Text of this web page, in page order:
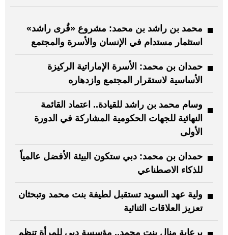
محمد بن راشد بن محمد: مشروع «قُرى راشد»
استثمار مستدام في الإنسان والأسرة والمجتمع
حمدان بن محمد: الأسرة الإماراتية الركيزة
الأساسية لاستقرار المجتمع وازدهاره
وسام محمد بن راشد للقيادة.. اعتماد القائمة
النهائية للجهات الحكومية المشاركة في الدورة
الأولى
حمدان بن محمد: دبي ستكون البيئة الأفضل عالمياً
للذكاء الاصطناعي
ولية عهد السويد تستقبل لطيفة بنت محمد وتبحثان
تعزيز العلاقات الثنائية
برعاية منال بنت محمد.. مؤسسة دبي للمرأة تنظم